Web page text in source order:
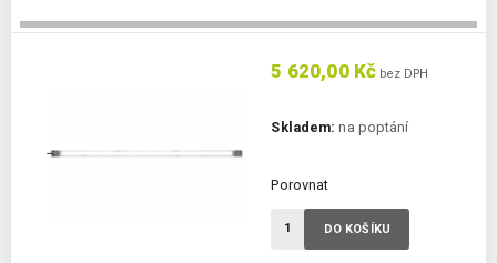
5 620,00 Kč bez DPH
Skladem: na poptání
Porovnat
DO KOŠÍKU